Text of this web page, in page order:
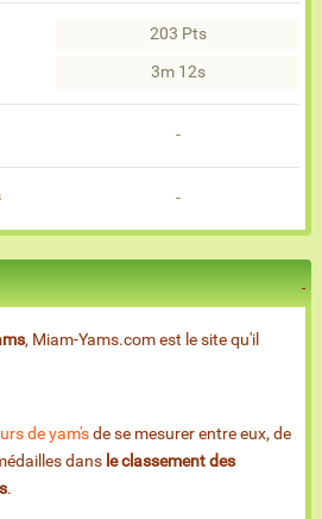
203 Pts
3m 12s
-
-
, Miam-Yams.com est le site qu'il
de yam'sde se mesurer entre eux, de
dans le classement des
.